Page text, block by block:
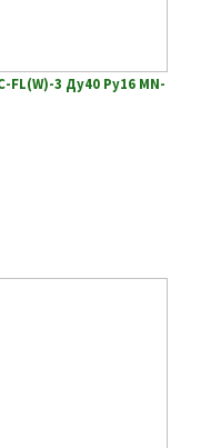
3 Ду40 Ру16 MN-